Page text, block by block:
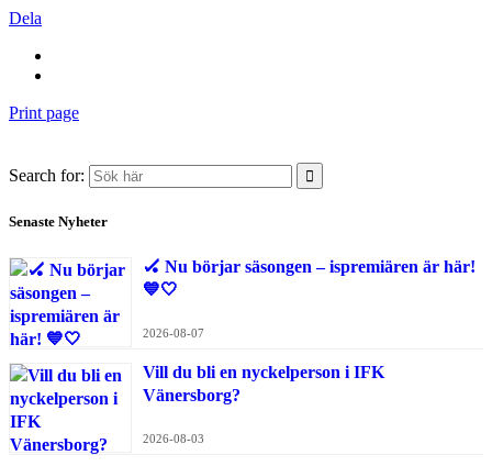
Dela
Print page
Search for:
Senaste Nyheter
🏑 Nu börjar säsongen – ispremiären är här!
💙🤍
2026-08-07
Vill du bli en nyckelperson i IFK
Vänersborg?
2026-08-03